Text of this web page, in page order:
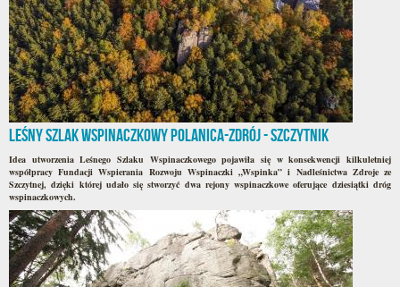
Leśny Szlak Wspinaczkowy Polanica-Zdrój - Szczytnik
Idea utworzenia Leśnego Szlaku Wspinaczkowego pojawiła się w konsekwencji kilkuletniej
współpracy Fundacji Wspierania Rozwoju Wspinaczki „Wspinka” i Nadleśnictwa Zdroje ze
Szczytnej, dzięki której udało się stworzyć dwa rejony wspinaczkowe oferujące dziesiątki dróg
wspinaczkowych.